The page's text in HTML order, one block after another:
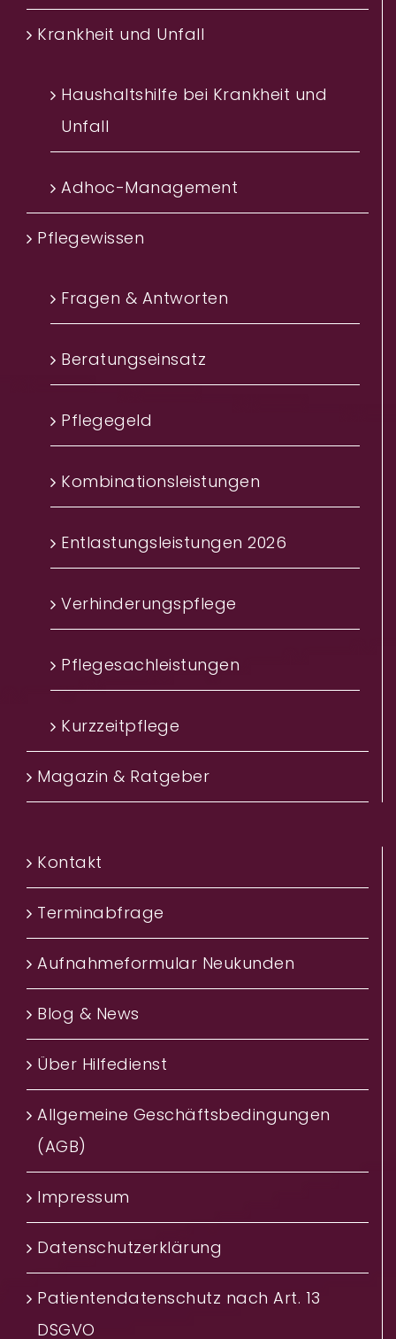
Krankheit und Unfall
Haushaltshilfe bei Krankheit und
Unfall
Adhoc-Management
Pflegewissen
Fragen & Antworten
Beratungseinsatz
Pflegegeld
Kombinationsleistungen
Entlastungsleistungen 2026
Verhinderungspflege
Pflegesachleistungen
Kurzzeitpflege
Magazin & Ratgeber
Kontakt
Terminabfrage
Aufnahmeformular Neukunden
Blog & News
Über Hilfedienst
Allgemeine Geschäftsbedingungen
(AGB)
Impressum
Datenschutzerklärung
Patientendatenschutz nach Art. 13
DSGVO